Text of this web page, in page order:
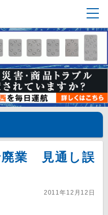
廃業 見通し誤
2011年12月12日